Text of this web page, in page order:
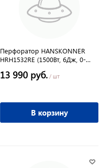
Перфоратор HANSKONNER
HRH1532RE (1500Вт, 6Дж, 0-
13 990 руб. / шт
В корзину